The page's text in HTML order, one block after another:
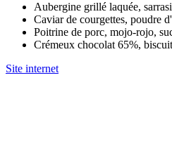
Aubergine grillé laquée,
Caviar de courgettes, poudre
Poitrine de porc, mojo-rojo,
Crémeux chocolat 65%,
Site internet